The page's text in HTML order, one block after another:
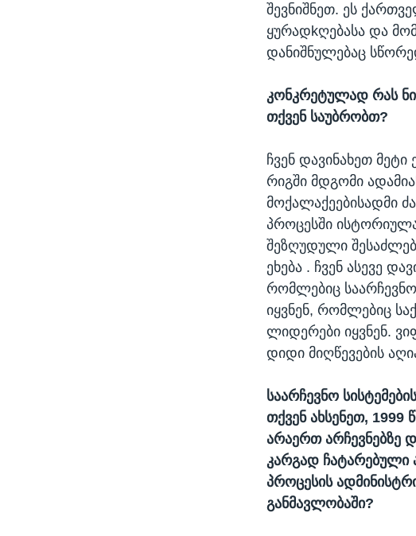
შევნიშნეთ. ეს
ყურადkღებასა და
დანიშნულებაც
კონკრეტულად რას
თქვენ საუბრობთ?
ჩვენ დავინახეთ
რიგში მდგომი
მოქალაქეებისადმი
პროცესში
შეზღუდული
ეხება . ჩვენ ასევე
რომლებიც საარჩევნო
იყვნენ, რომლებიც
ლიდერები იყვნენ.
დიდი მიღწევების
საარჩევნო
თქვენ ახსენეთ,
არაერთ არჩევნებზე
კარგად ჩატარებული
პროცესის
განმავლობაში?